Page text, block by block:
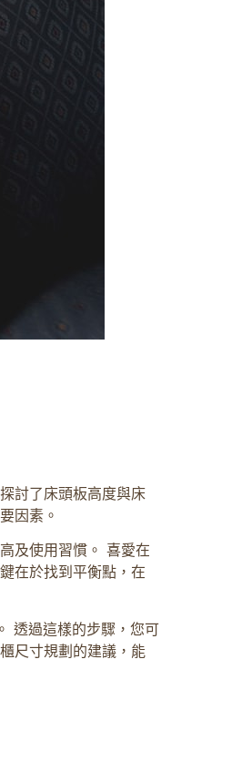
討了床頭板高度與床
因素。
及使用習慣。 喜愛在
在於找到平衡點，在
透過這樣的步驟，您可
尺寸規劃的建議，能